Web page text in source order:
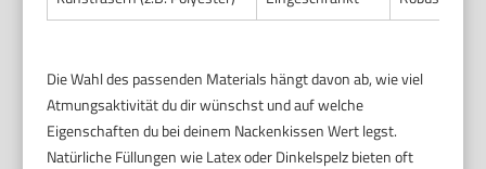
Die Wahl des passenden Materials hängt davon ab, wie viel
Atmungsaktivität du dir wünschst und auf welche
Eigenschaften du bei deinem Nackenkissen Wert legst.
Natürliche Füllungen wie Latex oder Dinkelspelz bieten oft